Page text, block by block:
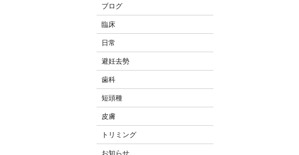
ブログ
臨床
日常
避妊去勢
歯科
短頭種
皮膚
トリミング
お知らせ